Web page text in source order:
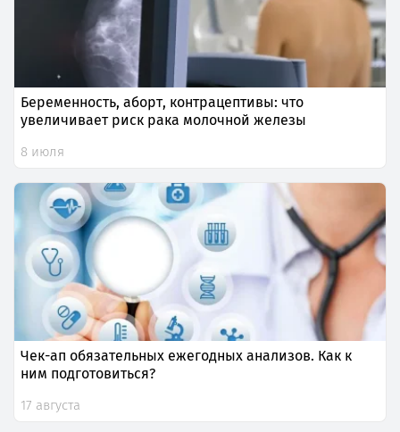
Беременность, аборт, контрацептивы: что
увеличивает риск рака молочной железы
8 июля
Чек-ап обязательных ежегодных анализов. Как к
ним подготовиться?
17 августа